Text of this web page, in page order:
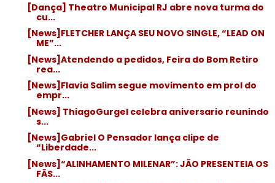
[Dança] Theatro Municipal RJ abre nova turma do
cu...
[News]FLETCHER LANÇA SEU NOVO SINGLE, “LEAD ON
ME”...
[News]Atendendo a pedidos, Feira do Bom Retiro
rea...
[News]Flavia Salim segue movimento em prol do
empr...
[News] ThiagoGurgel celebra aniversario reunindo
s...
[News]Gabriel O Pensador lança clipe de
“Liberdade...
[News]“ALINHAMENTO MILENAR”: JÃO PRESENTEIA OS
FÃS...